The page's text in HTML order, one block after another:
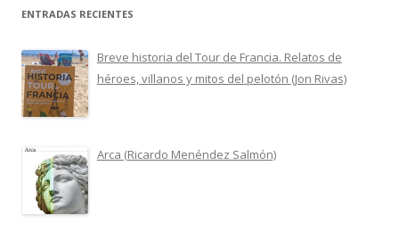
ENTRADAS RECIENTES
Breve historia del Tour de Francia. Relatos de
héroes, villanos y mitos del pelotón (Jon Rivas)
Arca (Ricardo Menéndez Salmón)